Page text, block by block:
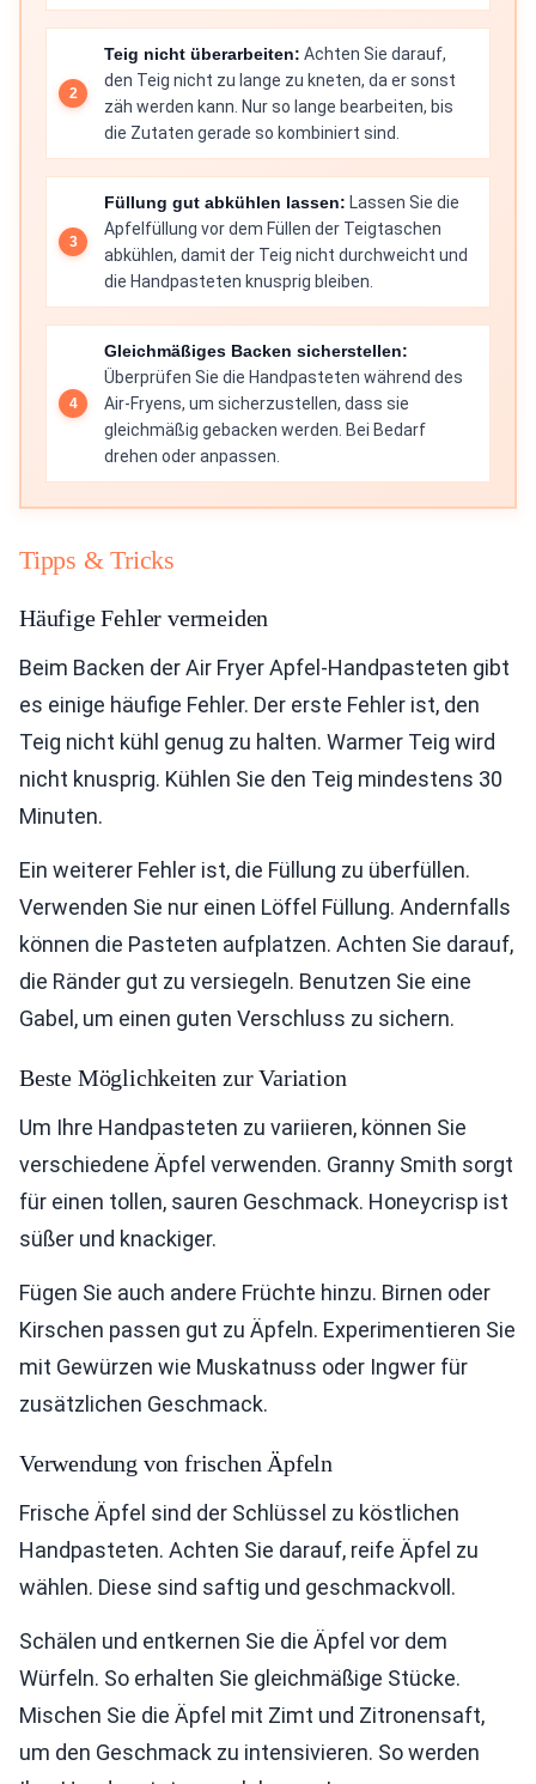
Teig nicht überarbeiten: Achten Sie darauf,
den Teig nicht zu lange zu kneten, da er sonst
zäh werden kann. Nur so lange bearbeiten, bis
die Zutaten gerade so kombiniert sind.
Füllung gut abkühlen lassen: Lassen Sie die
Apfelfüllung vor dem Füllen der Teigtaschen
abkühlen, damit der Teig nicht durchweicht und
die Handpasteten knusprig bleiben.
Gleichmäßiges Backen sicherstellen:
Überprüfen Sie die Handpasteten während des
Air-Fryens, um sicherzustellen, dass sie
gleichmäßig gebacken werden. Bei Bedarf
drehen oder anpassen.
Tipps & Tricks
Häufige Fehler vermeiden
Beim Backen der Air Fryer Apfel-Handpasteten gibt
es einige häufige Fehler. Der erste Fehler ist, den
Teig nicht kühl genug zu halten. Warmer Teig wird
nicht knusprig. Kühlen Sie den Teig mindestens 30
Minuten.
Ein weiterer Fehler ist, die Füllung zu überfüllen.
Verwenden Sie nur einen Löffel Füllung. Andernfalls
können die Pasteten aufplatzen. Achten Sie darauf,
die Ränder gut zu versiegeln. Benutzen Sie eine
Gabel, um einen guten Verschluss zu sichern.
Beste Möglichkeiten zur Variation
Um Ihre Handpasteten zu variieren, können Sie
verschiedene Äpfel verwenden. Granny Smith sorgt
für einen tollen, sauren Geschmack. Honeycrisp ist
süßer und knackiger.
Fügen Sie auch andere Früchte hinzu. Birnen oder
Kirschen passen gut zu Äpfeln. Experimentieren Sie
mit Gewürzen wie Muskatnuss oder Ingwer für
zusätzlichen Geschmack.
Verwendung von frischen Äpfeln
Frische Äpfel sind der Schlüssel zu köstlichen
Handpasteten. Achten Sie darauf, reife Äpfel zu
wählen. Diese sind saftig und geschmackvoll.
Schälen und entkernen Sie die Äpfel vor dem
Würfeln. So erhalten Sie gleichmäßige Stücke.
Mischen Sie die Äpfel mit Zimt und Zitronensaft,
um den Geschmack zu intensivieren. So werden